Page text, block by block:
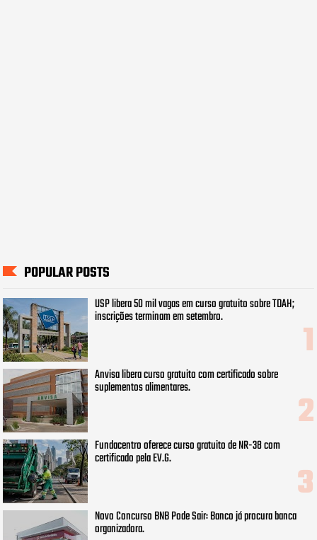
POPULAR POSTS
USP libera 50 mil vagas em curso gratuito sobre TDAH;
inscrições terminam em setembro.
Anvisa libera curso gratuito com certificado sobre
suplementos alimentares.
Fundacentro oferece curso gratuito de NR-38 com
certificado pela EV.G.
Novo Concurso BNB Pode Sair: Banco já procura banca
organizadora.